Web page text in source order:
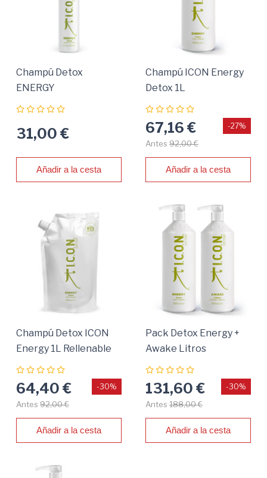
Champú Detox
ENERGY
31,00 €
Añadir a la cesta
Champú ICON Energy
Detox 1L
67,16 €
Antes 92,00 €
-27%
Añadir a la cesta
Champú Detox ICON
Energy 1L Rellenable
Para Cuero Cabelludo
64,40 €
Antes 92,00 €
-30%
Añadir a la cesta
Pack Detox Energy +
Awake Litros
131,60 €
Antes 188,00 €
-30%
Añadir a la cesta